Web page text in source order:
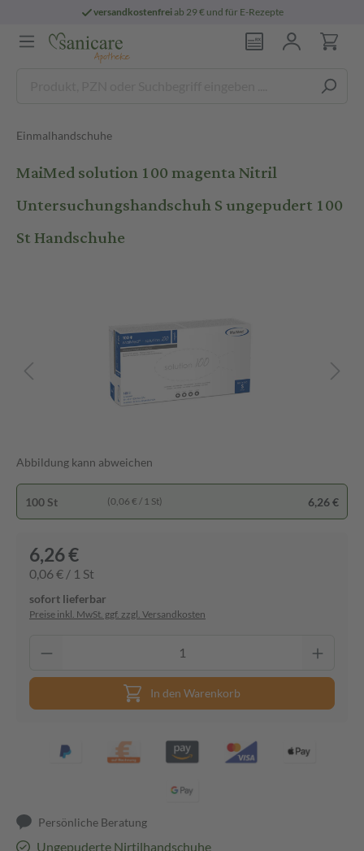
versandkostenfreiab 29 € und für E-Rezepte
Einmalhandschuhe
MaiMed solution 100 magenta Nitril
Untersuchungshandschuh S ungepudert 100
St Handschuhe
Abbildung kann abweichen
100 St (0,06 € / 1 St) 6,26 €
6,26 €
0,06 € / 1 St
sofort lieferbar
Preise inkl. MwSt. ggf. zzgl. Versandkosten
In den Warenkorb
Persönliche Beratung
Ungepuderte Nirtilhandschuhe